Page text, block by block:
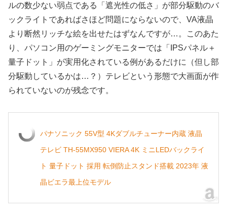
ルの数少ない弱点である「遮光性の低さ」が部分駆動のバ
ックライトであればさほど問題にならないので、VA液晶
より断然リッチな絵を出せたはずなんですが…。このあた
り、パソコン用のゲーミングモニターでは「IPSパネル＋
量子ドット」が実用化されている例があるだけに（但し部
分駆動しているかは…？）テレビという形態で大画面が作
られていないのが残念です。
パナソニック 55V型 4Kダブルチューナー内蔵 液晶
テレビ TH-55MX950 VIERA 4K ミニLEDバックライ
ト 量子ドット 採用 転倒防止スタンド搭載 2023年 液
晶ビエラ最上位モデル